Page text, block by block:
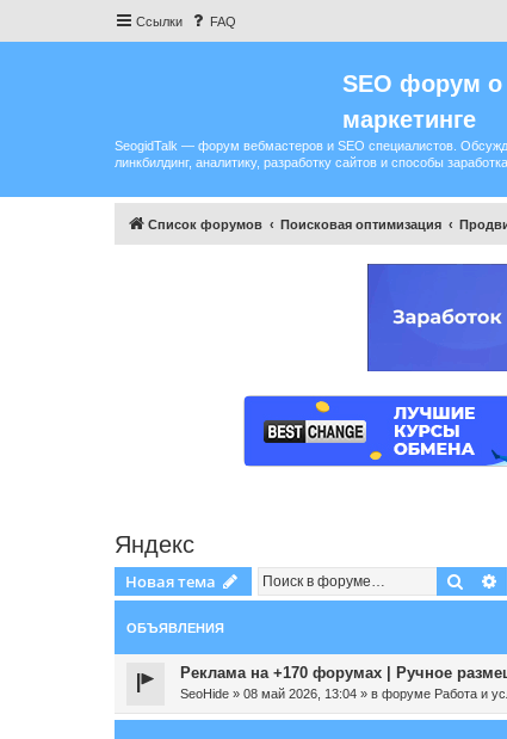
Ссылки FAQ
SEO форум о
маркетинге
SeogidTalk — форум вебмастеров и SEO специалистов.
линкбилдинг, аналитику, разработку сайтов и способы
Список форумов Поисковая оптимизация
Яндекс
Новая тема Поиск
ОБЪЯВЛЕНИЯ
Реклама на +170 форумах | Ручное
SeoHide » 08 май 2026, 13:04 » в форуме Работа и